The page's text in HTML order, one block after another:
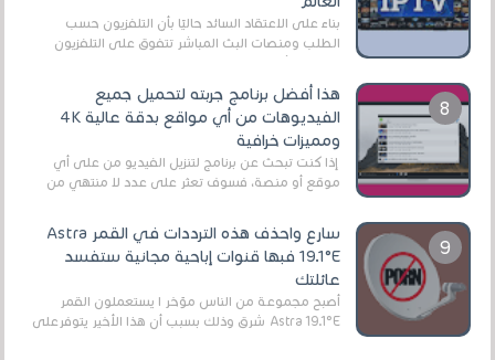
بناءً على الاعتقاد السائد حاليًا بأن التلفزيون حسب
الطلب ومنصات البث المباشر تتفوق على التلفزيون
الرقمي الأرضي التقليدي، يُعدّ IPTV-org خيار...
هذا أفضل برنامج جربته لتحميل جميع
الفيديوهات من أي مواقع بدقة عالية 4K
ومميزات خرافية
إذا كنت تبحث عن برنامج لتنزيل الفيديو من على أي
موقع أو منصة، فسوف تعثر على عدد لا منتهي من
سارع واحذف هذه الترددات في القمر Astra
19.1°E فبها قنوات إباحية مجانية ستفسد
عائلتك
أصبح مجموعة من الناس مؤخر ا يستعملون القمر
Astra 19.1°E شرق وذلك بسبب أن هذا الأخير يتوفرعلى